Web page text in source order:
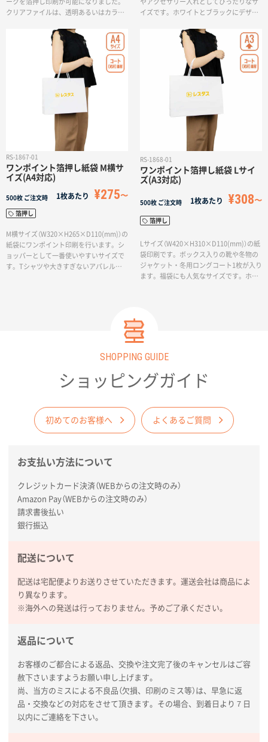
ークを箔押し印刷が可能になりました。
クリアファイルは、透明あるいはカラー
びいただけます。箔の色はゴールド、シ
ルバーに加え、ブラック、レッドメタリ
ック、ブルーメタリック、グリーンメタ
リックの6色から選択可能です。会社説明
会やセミナー案内など、様々なビジネス
シーンで効果的にご活用いただけるA4サ
イズの名刺ポケット付きクリアファイ
ル。企業イメージにあわせたカラーで箔
押し名入れを行い、PRツールとしてご活
用ください。＊ポケット部分は透明PPと
なります。また、ポケット部分への箔押
し印刷は行っておりませんのでご了承く
ださい。
やアクセサリー入れとしてぴったりなサ
イズです。ホワイトとブラックにデザイ
表現します。イベントなどで納期を急が
れるお客様や、小ロットでの紙袋製作を
ご希望のお客様にも、箔押しのワンポイ
ントが入ったお洒落な紙袋を制作いたし
RS-1867-01
ワンポイント箔押し紙袋 M横サ
イズ(A4対応)
500枚 ご注文時 1枚あたり ¥275
箔押し
M横サイズ（W320×H265×D110(mm)）の
紙袋にワンポイント印刷を行います。シ
ョッパーとして一番使いやすいサイズで
す。Tシャツや大きすぎないアパレル用
作をご希望のお客様にも、箔押しのワン
RS-1868-01
ワンポイント箔押し紙袋 Lサイ
ズ(A3対応)
500枚 ご注文時 1枚あたり ¥308
箔押し
Lサイズ（W420×H310×D110(mm)）の紙
袋印刷です。ボックス入りの靴や冬物の
ジャケット・冬用ロングコート1枚が入り
ます。福袋にも人気なサイズです。ホワ
小ロットでの紙袋製作をご希望のお客様
にも、箔押しのワンポイントが入ったお
洒落な紙袋を制作いたします。
SHOPPING GUIDE
ショッピングガイド
初めてのお客様へ よくあるご質問
お支払い方法について
クレジットカード決済（WEBからの注文時のみ）
Amazon Pay（WEBからの注文時のみ）
請求書後払い
銀行振込
配送について
配送は宅配便よりお送りさせていただきます。運送会社は商品によ
り異なります。
※海外への発送は行っておりません。予めご了承ください。
返品について
お客様のご都合による返品、交換や注文完了後のキャンセルはご容
赦下さいますようお願い申し上げます。
尚、当方のミスによる不良品（欠損、印刷のミス等）は、早急に返
品・交換などの対応をさせて頂きます。その場合、到着日より７日
以内にご連絡を下さい。